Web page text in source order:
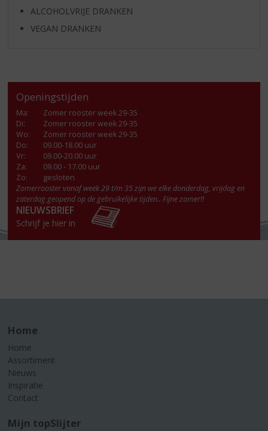
ALCOHOLVRIJE DRANKEN
VEGAN DRANKEN
Openingstijden
Ma:
Zomer rooster week 29-35
Di:
Zomer rooster week 29-35
Wo:
Zomer rooster week 29-35
Do:
09.00-18.00 uur
Vr:
09.00-20.00 uur
Za:
09.00 - 17.00 uur
Zo:
gesloten
Zomerrooster vanaf week 29 t/m 35 zijn we elke donderdag, vrijdag en
zaterdag geopend op de gebruikelijke tijden.. Fijne zomer!!
NIEUWSBRIEF
Schrijf je hier in
Home
Home
Assortiment
Nieuws
Inspiratie
Contact
Mijn topSlijter